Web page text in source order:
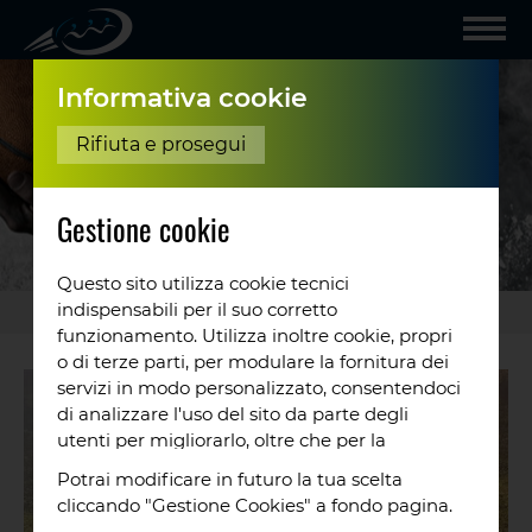
Eventi e News/ News Buone
Informativa cookie
Rifiuta e prosegui
Gestione cookie
Questo sito utilizza cookie tecnici
indispensabili per il suo corretto
funzionamento. Utilizza inoltre cookie, propri
o di terze parti, per modulare la fornitura dei
servizi in modo personalizzato, consentendoci
di analizzare l'uso del sito da parte degli
utenti per migliorarlo, oltre che per la
proposte o messaggi pubblicitari. Puoi
accettare tutti i cookie da noi utilizzati, o
Potrai modificare in futuro la tua scelta
cliccando "Gestione Cookies" a fondo pagina.